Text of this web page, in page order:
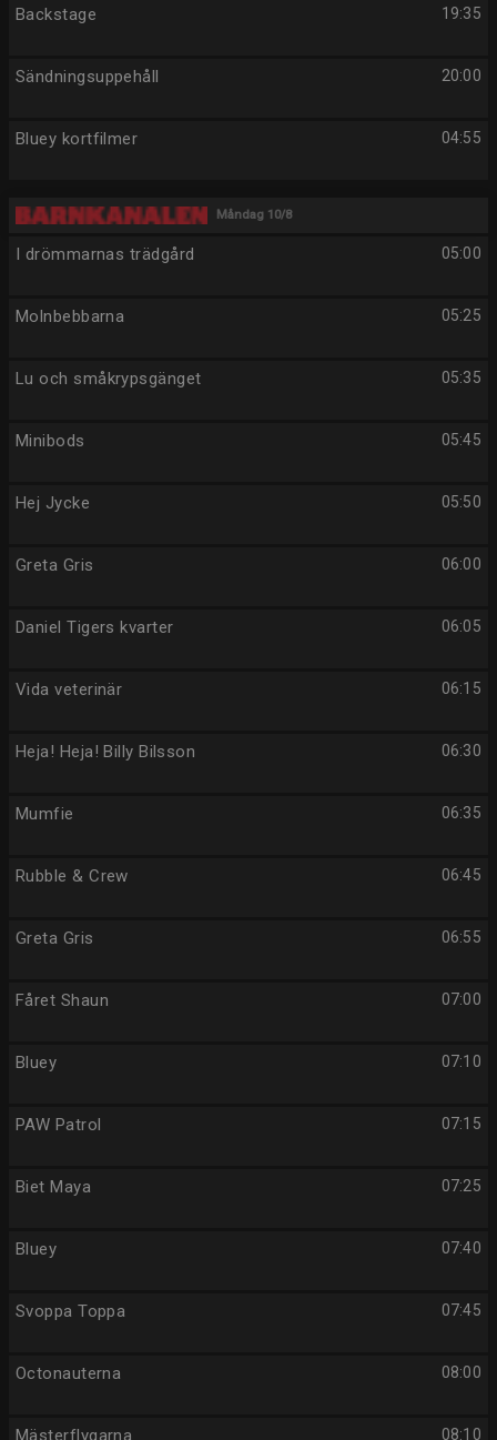
19:35
Backstage
20:00
Sändningsuppehåll
04:55
Bluey kortfilmer
Måndag 10/8
05:00
I drömmarnas trädgård
05:25
Molnbebbarna
05:35
Lu och småkrypsgänget
05:45
Minibods
05:50
Hej Jycke
06:00
Greta Gris
06:05
Daniel Tigers kvarter
06:15
Vida veterinär
06:30
Heja! Heja! Billy Bilsson
06:35
Mumfie
06:45
Rubble & Crew
06:55
Greta Gris
07:00
Fåret Shaun
07:10
Bluey
07:15
PAW Patrol
07:25
Biet Maya
07:40
Bluey
07:45
Svoppa Toppa
08:00
Octonauterna
08:10
Mästerflygarna